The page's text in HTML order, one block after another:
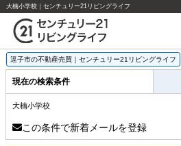
大楠小学校｜センチュリー21リビングライフ
逗子市の不動産売買｜センチュリー21リビングライフ
現在の検索条件
大楠小学校
この条件で新着メールを登録